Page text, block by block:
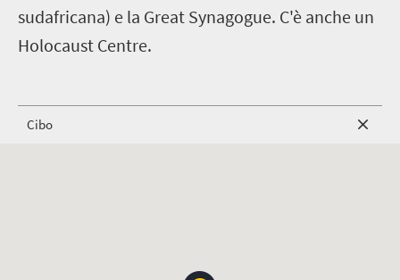
sudafricana) e la Great Synagogue. C'è anche un
Holocaust Centre.
Cibo